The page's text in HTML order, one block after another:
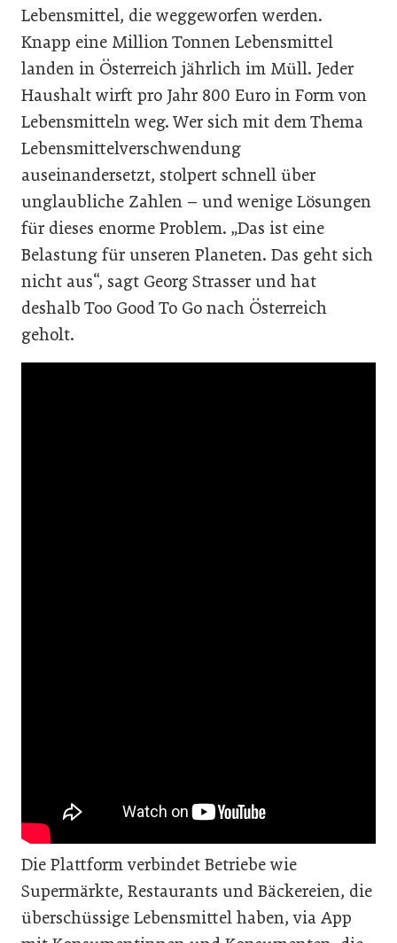
Lebensmittel, die weggeworfen werden.
Knapp eine Million Tonnen Lebensmittel
landen in Österreich jährlich im Müll. Jeder
Haushalt wirft pro Jahr 800 Euro in Form von
Lebensmitteln weg. Wer sich mit dem Thema
Lebensmittelverschwendung
auseinandersetzt, stolpert schnell über
unglaubliche Zahlen – und wenige Lösungen
für dieses enorme Problem. „Das ist eine
Belastung für unseren Planeten. Das geht sich
nicht aus“, sagt Georg Strasser und hat
deshalb Too Good To Go nach Österreich
geholt.
Die Plattform verbindet Betriebe wie
Supermärkte, Restaurants und Bäckereien, die
überschüssige Lebensmittel haben, via App